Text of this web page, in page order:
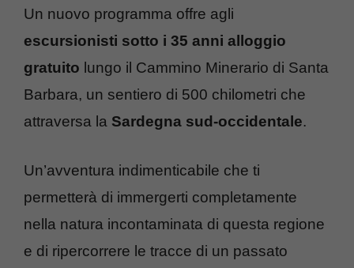
Un nuovo programma offre agli
escursionisti sotto i 35 anni alloggio
gratuito lungo il Cammino Minerario di Santa
Barbara, un sentiero di 500 chilometri che
attraversa la Sardegna sud-occidentale.
Un’avventura indimenticabile che ti
permetterà di immergerti completamente
nella natura incontaminata di questa regione
e di ripercorrere le tracce di un passato